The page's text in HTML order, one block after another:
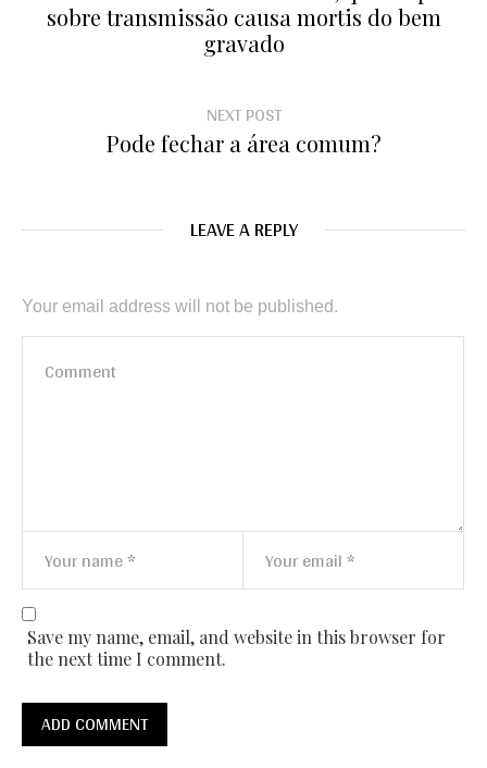
sobre transmissão causa mortis do bem
gravado
NEXT POST
Pode fechar a área comum?
LEAVE A REPLY
Your email address will not be published.
Save my name, email, and website in this browser for
the next time I comment.